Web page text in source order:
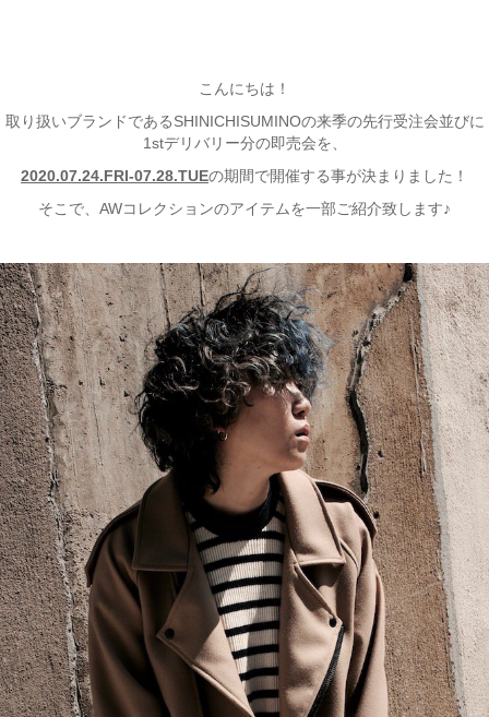
こんにちは！
取り扱いブランドであるSHINICHISUMINOの来季の先行受注会並びに
1stデリバリー分の即売会を、
2020.07.24.FRI-07.28.TUEの期間で開催する事が決まりました！
そこで、AWコレクションのアイテムを一部ご紹介致します♪